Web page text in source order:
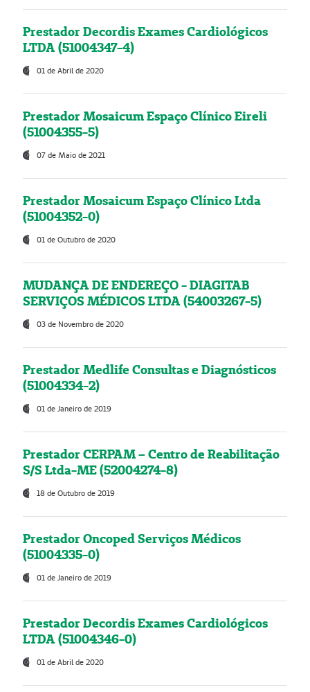
Prestador Decordis Exames Cardiológicos
LTDA (51004347-4)
01 de Abril de 2020
Prestador Mosaicum Espaço Clínico Eireli
(51004355-5)
07 de Maio de 2021
Prestador Mosaicum Espaço Clínico Ltda
(51004352-0)
01 de Outubro de 2020
MUDANÇA DE ENDEREÇO - DIAGITAB
SERVIÇOS MÉDICOS LTDA (54003267-5)
03 de Novembro de 2020
Prestador Medlife Consultas e Diagnósticos
(51004334-2)
01 de Janeiro de 2019
Prestador CERPAM – Centro de Reabilitação
S/S Ltda-ME (52004274-8)
18 de Outubro de 2019
Prestador Oncoped Serviços Médicos
(51004335-0)
01 de Janeiro de 2019
Prestador Decordis Exames Cardiológicos
LTDA (51004346-0)
01 de Abril de 2020